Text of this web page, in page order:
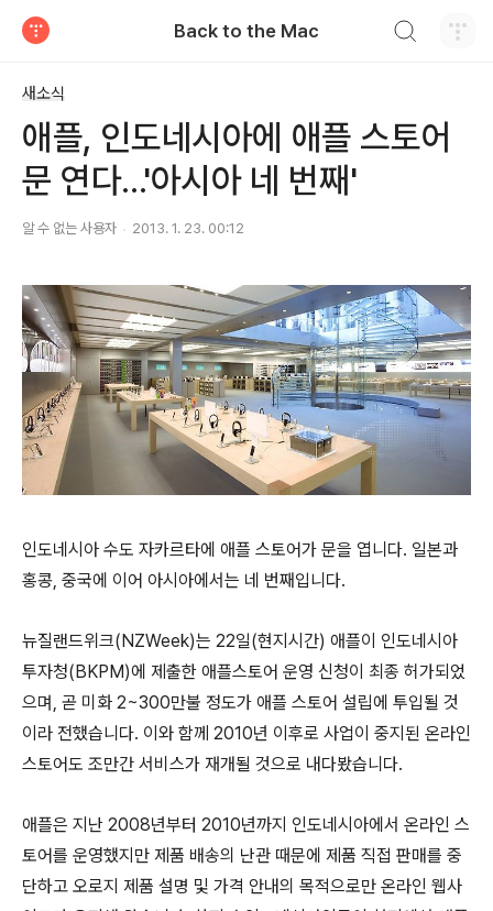
Back to the Mac
새소식
애플, 인도네시아에 애플 스토어
문 연다...'아시아 네 번째'
알 수 없는 사용자 2013. 1. 23. 00:12
인도네시아 수도 자카르타에 애플 스토어가 문을 엽니다. 일본과
홍콩, 중국에 이어 아시아에서는 네 번째입니다.
뉴질랜드위크(NZWeek)는 22일(현지시간) 애플이 인도네시아
투자청(BKPM)에 제출한 애플스토어 운영 신청이 최종 허가되었
으며, 곧 미화 2~300만불 정도가 애플 스토어 설립에 투입될 것
이라 전했습니다. 이와 함께 2010년 이후로 사업이 중지된 온라인
스토어도 조만간 서비스가 재개될 것으로 내다봤습니다.
애플은 지난 2008년부터 2010년까지 인도네시아에서 온라인 스
토어를 운영했지만 제품 배송의 난관 때문에 제품 직접 판매를 중
단하고 오로지 제품 설명 및 가격 안내의 목적으로만 온라인 웹사